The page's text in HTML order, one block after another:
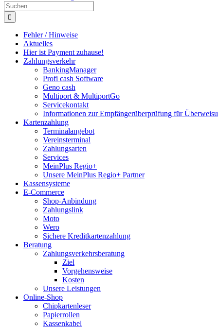
Suche
nach:
Fehler / Hinweise
Aktuelles
Hier ist Payment zuhause!
Zahlungsverkehr
BankingManager
Profi cash Software
Geno cash
Multiport & MultiportGo
Servicekontakt
Informationen zur Empfängerüberprüfung für
Kartenzahlung
Terminalangebot
Vereinsterminal
Zahlungsarten
Services
MeinPlus Regio+
Unsere MeinPlus Regio+ Partner
Kassensysteme
E-Commerce
Shop-Anbindung
Zahlungslink
Moto
Wero
Sichere Kreditkartenzahlung
Beratung
Zahlungsverkehrsberatung
Ziel
Vorgehensweise
Kosten
Unsere Leistungen
Online-Shop
Chipkartenleser
Papierrollen
Kassenkabel